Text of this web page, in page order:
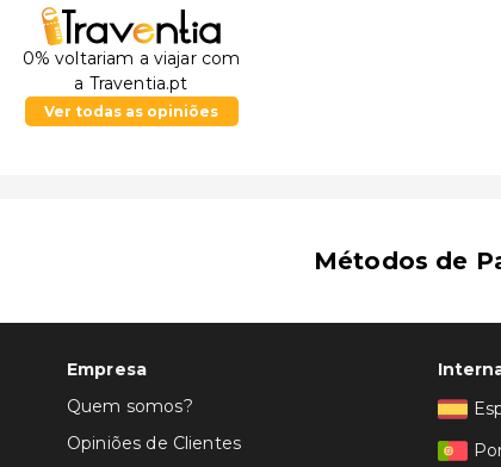
0% voltariam a viajar com
a Traventia.pt
Ver todas as opiniões
Métodos de
Empresa
Quem somos?
Opiniões de Clientes